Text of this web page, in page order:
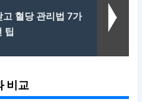
고 혈당 관리법 7가
팁
비교